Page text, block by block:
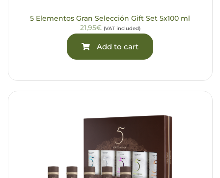
5 Elementos Gran Selección Gift Set 5x100 ml
21,95€ (VAT included)
Add to cart